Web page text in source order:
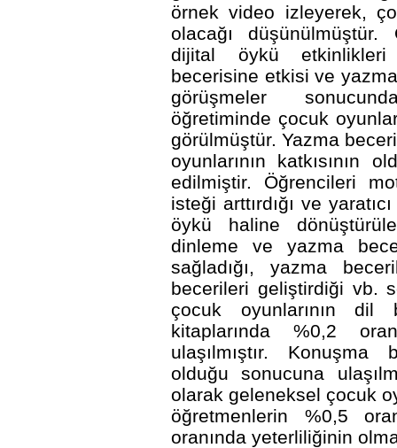
örnek video izleyerek,
olacağı düşünülmüştür.
dijital öykü etkinlikleri
becerisine etkisi ve
görüşmeler
öğretiminde çocuk
görülmüştür. Yazma
oyunlarının katkısının
edilmiştir. Öğrencileri
isteği arttırdığı ve
öykü haline
dinleme ve yazma
sağladığı, yazma
becerileri geliştirdiği vb.
çocuk oyunlarının dil
kitaplarında %0,2
ulaşılmıştır.
olduğu sonucuna
olarak geleneksel çocuk
öğretmenlerin %0,5
oranında yeterliliğinin